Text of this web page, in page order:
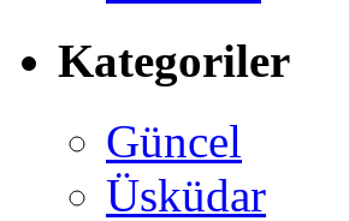
Kategoriler
Güncel
Üsküdar